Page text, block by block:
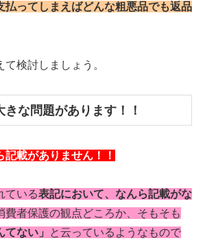
払ってしまえばどんな粗悪品でも返品
検討しましょう。
な問題があります！！
載がありません！！
ている表記において、なんら記載がな
費者保護の観点どころか、 そもそも
てない」
と云っているようなもので